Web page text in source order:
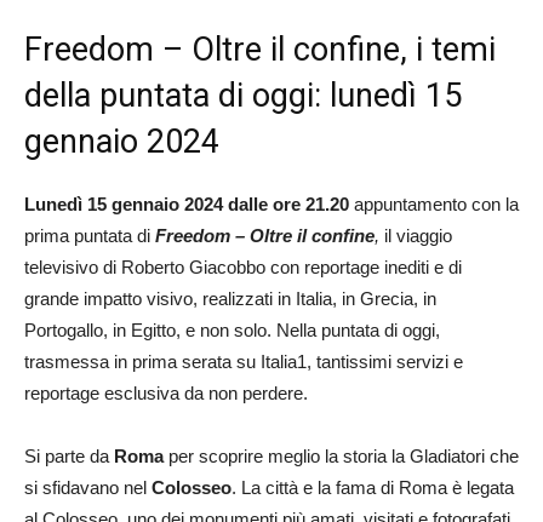
Freedom – Oltre il confine, i temi
della puntata di oggi: lunedì 15
gennaio 2024
Lunedì 15 gennaio 2024 dalle ore 21.20 appuntamento con la
prima puntata di Freedom – Oltre il confine, il viaggio
televisivo di Roberto Giacobbo con reportage inediti e di
grande impatto visivo, realizzati in Italia, in Grecia, in
Portogallo, in Egitto, e non solo. Nella puntata di oggi,
trasmessa in prima serata su Italia1, tantissimi servizi e
reportage esclusiva da non perdere.
Si parte da Romaper scoprire meglio la storia la Gladiatori che
si sfidavano nel Colosseo. La città e la fama di Roma è legata